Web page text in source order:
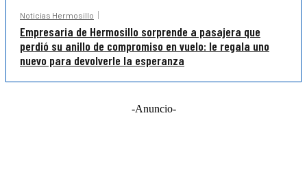
Noticias Hermosillo
Empresaria de Hermosillo sorprende a pasajera que
perdió su anillo de compromiso en vuelo: le regala uno
nuevo para devolverle la esperanza
-Anuncio-